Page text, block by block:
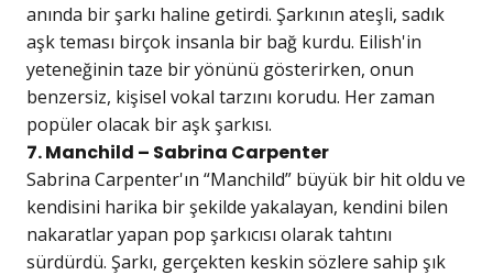
anında bir şarkı haline getirdi. Şarkının ateşli, sadık
aşk teması birçok insanla bir bağ kurdu. Eilish'in
yeteneğinin taze bir yönünü gösterirken, onun
benzersiz, kişisel vokal tarzını korudu. Her zaman
popüler olacak bir aşk şarkısı.
7. Manchild – Sabrina Carpenter
Sabrina Carpenter'ın “Manchild” büyük bir hit oldu ve
kendisini harika bir şekilde yakalayan, kendini bilen
nakaratlar yapan pop şarkıcısı olarak tahtını
sürdürdü. Şarkı, gerçekten keskin sözlere sahip şık